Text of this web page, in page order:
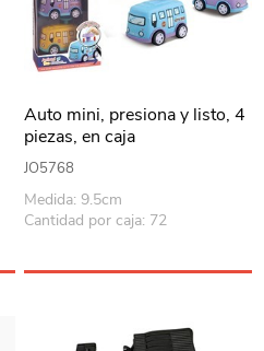
Auto mini, presiona y listo, 4
piezas, en caja
JO5768
Medida: 9.5cm
Cantidad por caja: 72